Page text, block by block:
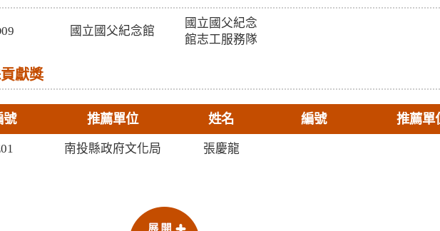
國立國父紀念館
國立國父紀念
館志工服務隊
獻獎
號 推薦單位 姓名 編號 推薦單
南投縣政府文化局 張慶龍